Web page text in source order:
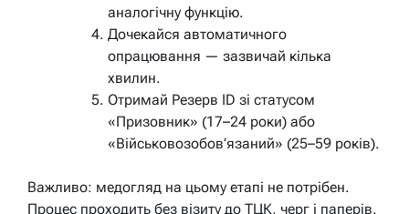
аналогічну функцію.
Дочекайся автоматичного
опрацювання — зазвичай кілька
хвилин.
Отримай Резерв ID зі статусом
«Призовник» (17–24 роки) або
«Військовозобов’язаний» (25–59 років).
Важливо: медогляд на цьому етапі не потрібен.
Процес проходить без візиту до ТЦК, черг і паперів.